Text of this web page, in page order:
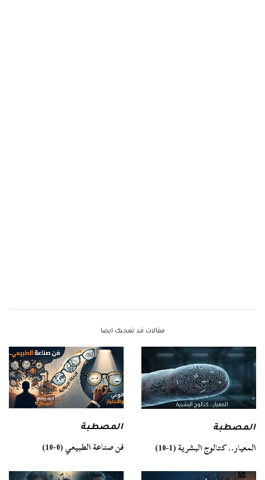
مقالات قد تعجبك ايضا
المصطبة
المعيار.. كتالوج البشرية (1-10)
المصطبة
فن صناعة الطبيعي (0-10)